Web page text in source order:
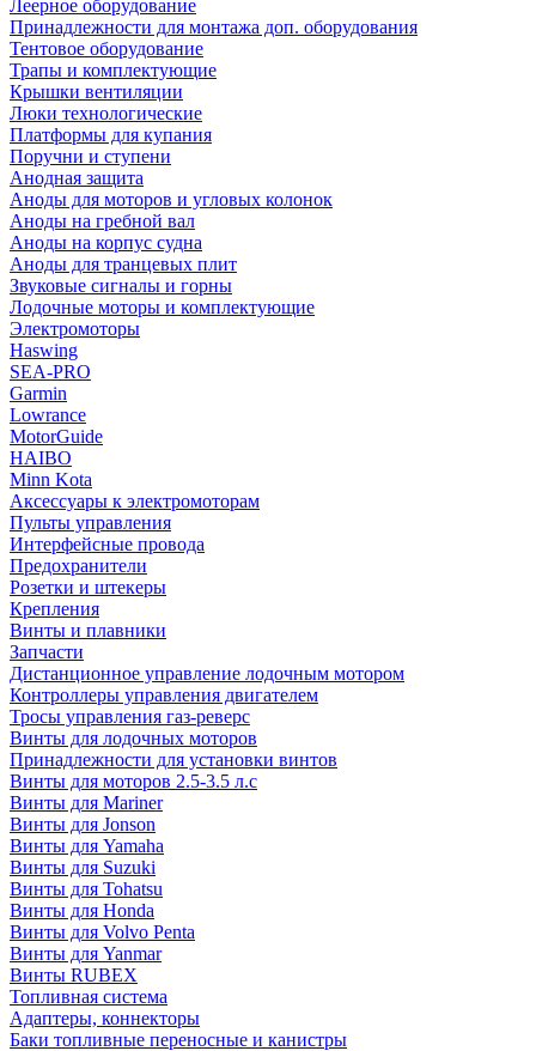
Леерное оборудование
Принадлежности для монтажа доп. оборудования
Тентовое оборудование
Трапы и комплектующие
Крышки вентиляции
Люки технологические
Платформы для купания
Поручни и ступени
Анодная защита
Аноды для моторов и угловых колонок
Аноды на гребной вал
Аноды на корпус судна
Аноды для транцевых плит
Звуковые сигналы и горны
Лодочные моторы и комплектующие
Электромоторы
Haswing
SEA-PRO
Garmin
Lowrance
MotorGuide
HAIBO
Minn Kota
Аксессуары к электромоторам
Пульты управления
Интерфейсные провода
Предохранители
Розетки и штекеры
Крепления
Винты и плавники
Запчасти
Дистанционное управление лодочным мотором
Контроллеры управления двигателем
Тросы управления газ-реверс
Винты для лодочных моторов
Принадлежности для установки винтов
Винты для моторов 2.5-3.5 л.с
Винты для Mariner
Винты для Jonson
Винты для Yamaha
Винты для Suzuki
Винты для Tohatsu
Винты для Honda
Винты для Volvo Penta
Винты для Yanmar
Винты RUBEX
Топливная система
Адаптеры, коннекторы
Баки топливные переносные и канистры